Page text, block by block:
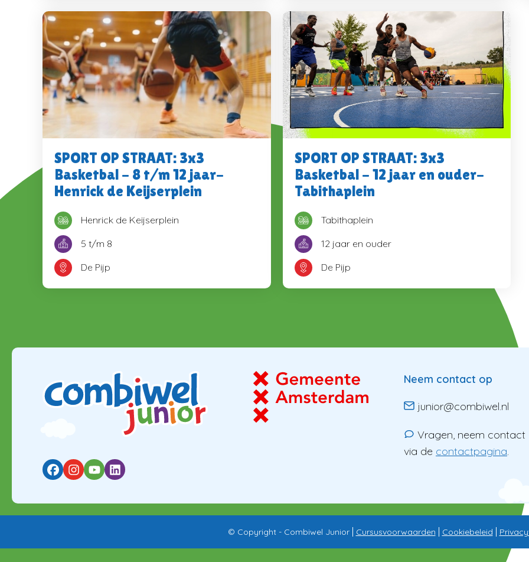
SPORT OP STRAAT: 3x3
Basketbal - 8 t/m 12 jaar-
Henrick de Keijserplein
Henrick de Keijserplein
5 t/m 8
De Pijp
SPORT OP STRAAT: 3x3
Basketbal - 12 jaar en ouder-
Tabithaplein
Tabithaplein
12 jaar en ouder
De Pijp
Neem contact op
junior@combiwel.nl
Vragen, neem contact
via de contactpagina
© Copyright - Combiwel Junior Cursusvoorwaarden Cookiebeleid